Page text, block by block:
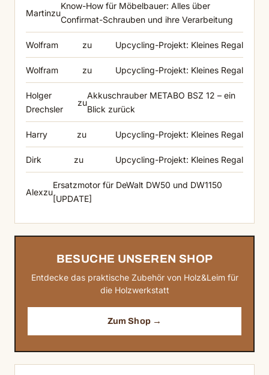
Martinzu
Know-How für Möbelbauer: Alles über
Confirmat-Schrauben und ihre Verarbeitung
Wolfram zu Upcycling-Projekt: Kleines Regal
Wolfram zu Upcycling-Projekt: Kleines Regal
Holger
Drechsler
zu
Akkuschrauber METABO BSZ 12 – ein
Blick zurück
Harry zu Upcycling-Projekt: Kleines Regal
Dirk zu Upcycling-Projekt: Kleines Regal
Alexzu
Ersatzmotor für DeWalt DW50 und DW1150
[UPDATE]
BESUCHE UNSEREN SHOP
Entdecke das praktische Zubehör von Holz&Leim für
die Holzwerkstatt
Zum Shop →